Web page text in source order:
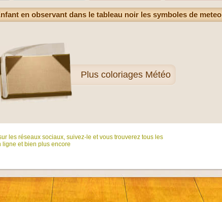
en observant dans le tableau noir les symboles de meteo
Plus coloriages Météo
​​les réseaux sociaux, suivez-le et vous trouverez tous les
et bien plus encore